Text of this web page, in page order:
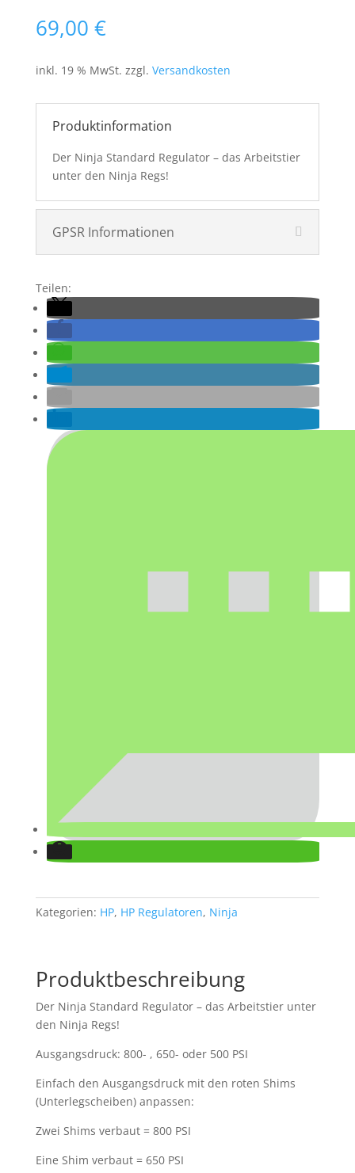
69,00 €
inkl. 19 % MwSt. zzgl. Versandkosten
Produktinformation
Der Ninja Standard Regulator – das Arbeitstier
unter den Ninja Regs!
GPSR Informationen
Teilen:
Kategorien: HP, HP Regulatoren, Ninja
Produktbeschreibung
Der Ninja Standard Regulator – das Arbeitstier unter
den Ninja Regs!
Ausgangsdruck: 800- , 650- oder 500 PSI
Einfach den Ausgangsdruck mit den roten Shims
(Unterlegscheiben) anpassen:
Zwei Shims verbaut = 800 PSI
Eine Shim verbaut = 650 PSI